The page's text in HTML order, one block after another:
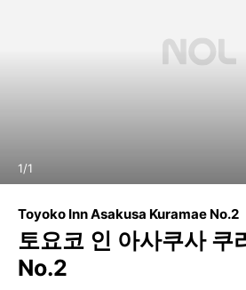
1/1
Toyoko Inn Asakusa Kuramae No.2
토요코 인 아사쿠사 쿠
No.2